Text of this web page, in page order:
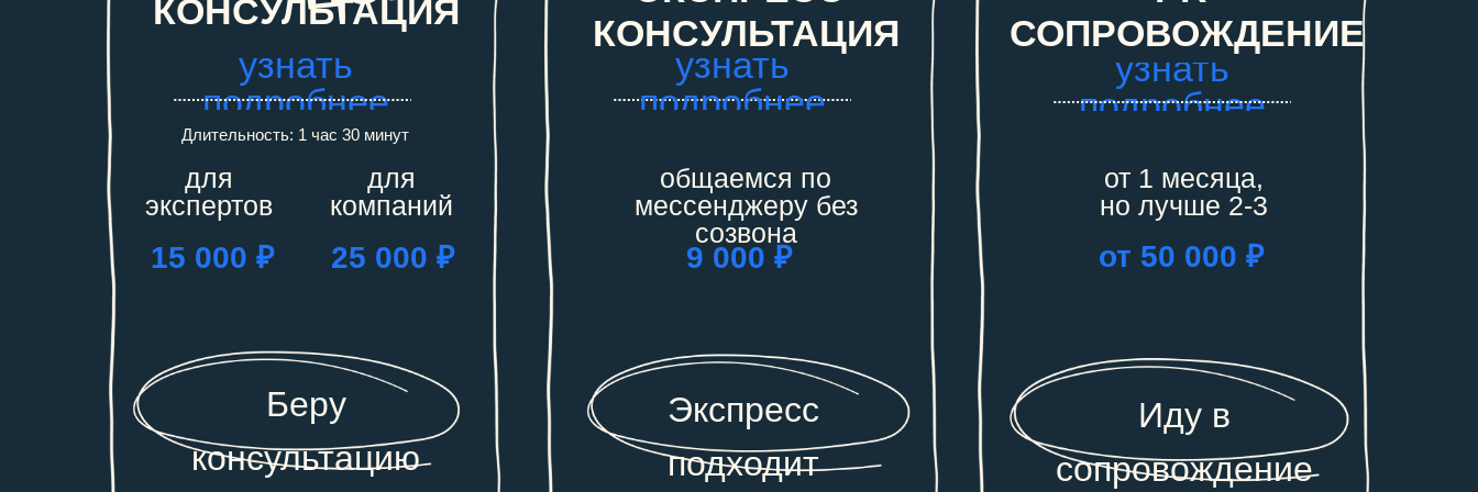
КОНСУЛЬТАЦИЯ
для
компаний
для
экспертов
15 000 ₽ 25 000 ₽
КОНСУЛЬТАЦИЯ
Беру
консультацию
Длительность: 1 час 30 минут
Экспресс
подходит
узнать
подробнее
общаемся по
мессенджеру без
созвона
9 000 ₽
СОПРОВОЖДЕНИЕ
узнать
подробнее
от 1 месяца,
но лучше 2-3
от 50 000 ₽
Иду в
сопровождение
узнать
подробнее